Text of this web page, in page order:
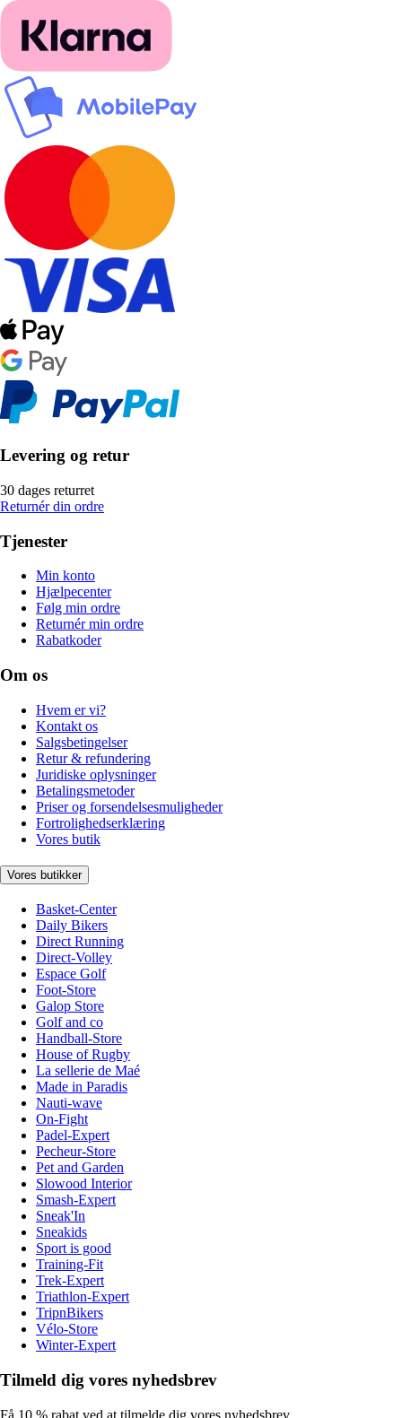
Levering og retur
30 dages returret
Returnér din ordre
Tjenester
Min konto
Hjælpecenter
Følg min ordre
Returnér min ordre
Rabatkoder
Om os
Hvem er vi?
Kontakt os
Salgsbetingelser
Retur & refundering
Juridiske oplysninger
Betalingsmetoder
Priser og forsendelsesmuligheder
Fortrolighedserklæring
Vores butik
Vores butikker
Basket-Center
Daily Bikers
Direct Running
Direct-Volley
Espace Golf
Foot-Store
Galop Store
Golf and co
Handball-Store
House of Rugby
La sellerie de Maé
Made in Paradis
Nauti-wave
On-Fight
Padel-Expert
Pecheur-Store
Pet and Garden
Slowood Interior
Smash-Expert
Sneak'In
Sneakids
Sport is good
Training-Fit
Trek-Expert
Triathlon-Expert
TripnBikers
Vélo-Store
Winter-Expert
Tilmeld dig vores nyhedsbrev
Få 10 % rabat ved at tilmelde dig vores nyhedsbrev